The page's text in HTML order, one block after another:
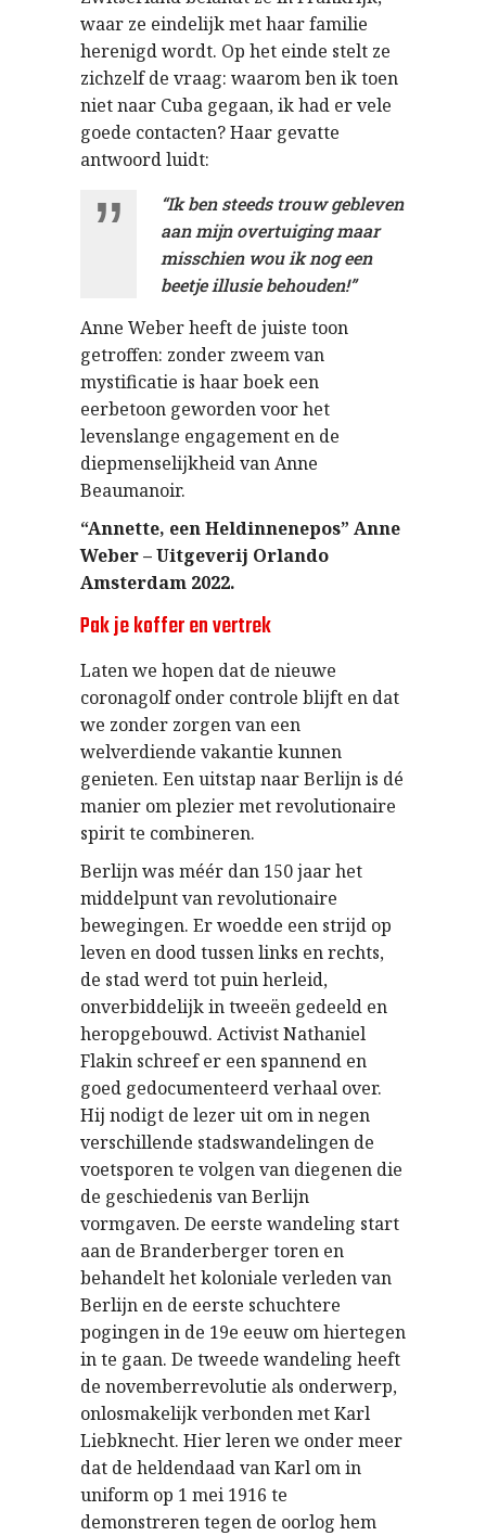
waar ze eindelijk met haar familie
herenigd wordt. Op het einde stelt ze
zichzelf de vraag: waarom ben ik toen
niet naar Cuba gegaan, ik had er vele
goede contacten? Haar gevatte
antwoord luidt:
“Ik ben steeds trouw gebleven
aan mijn overtuiging maar
misschien wou ik nog een
beetje illusie behouden!”
Anne Weber heeft de juiste toon
getroffen: zonder zweem van
mystificatie is haar boek een
eerbetoon geworden voor het
levenslange engagement en de
diepmenselijkheid van Anne
Beaumanoir.
“Annette, een Heldinnenepos” Anne
Weber – Uitgeverij Orlando
Amsterdam 2022.
Pak je koffer en vertrek
Laten we hopen dat de nieuwe
coronagolf onder controle blijft en dat
we zonder zorgen van een
welverdiende vakantie kunnen
genieten. Een uitstap naar Berlijn is dé
manier om plezier met revolutionaire
spirit te combineren.
Berlijn was méér dan 150 jaar het
middelpunt van revolutionaire
bewegingen. Er woedde een strijd op
leven en dood tussen links en rechts,
de stad werd tot puin herleid,
onverbiddelijk in tweeën gedeeld en
heropgebouwd. Activist Nathaniel
Flakin schreef er een spannend en
goed gedocumenteerd verhaal over.
Hij nodigt de lezer uit om in negen
verschillende stadswandelingen de
voetsporen te volgen van diegenen die
de geschiedenis van Berlijn
vormgaven. De eerste wandeling start
aan de Branderberger toren en
behandelt het koloniale verleden van
Berlijn en de eerste schuchtere
pogingen in de 19e eeuw om hiertegen
in te gaan. De tweede wandeling heeft
de novemberrevolutie als onderwerp,
onlosmakelijk verbonden met Karl
Liebknecht. Hier leren we onder meer
dat de heldendaad van Karl om in
uniform op 1 mei 1916 te
demonstreren tegen de oorlog hem